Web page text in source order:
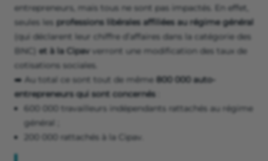
entrepreneurs, mais tous ne sont pas impactés. En effet,
seules les professions libérales affiliées au régime général
(qui déclarent leur chiffre d’affaires dans la catégorie des
BNC) et à la Cipav verront une modification des taux de
cotisations sociales.
➡️ Au total ce sont tout de même 800 000 auto-
entrepreneurs qui sont concernés
600 000 travailleurs indépendants rattachés au régime
général ;
200 000 rattachés à la Cipav.